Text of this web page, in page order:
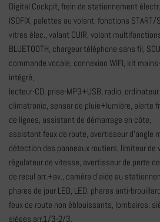
Digital Cockpit, frein de stationnement
ISOFIX, palettes au volant, fonctions START/
vitres élec., volant CUIR, volant
BLUETOOTH, chargeur téléphone sans fil,
commande vocale, connexion WIFI, kit
intégré,
lecteur-CD, prise-MP3+USB, radio,
climatronic, sensor de pluie+lumière, alerte
de lignes, assistant de démarrage en côte,
assistant feux de route, avertisseur d’angle
détection des panneaux routiers, limiteur de
régulateur de vitesse, avertisseur de perte
de recul arr.+av., caméra d'aide au
phares de jour LED, LED, phares anti-
feux de route non éblouissants, lombaires,
sièges arr.1/3-2/3,